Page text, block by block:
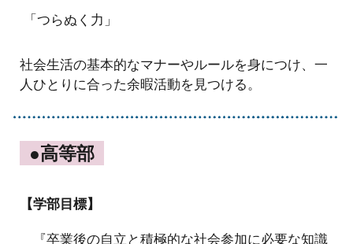
「つらぬく力」
社会生活の基本的なマナーやルールを身につけ、一
人ひとりに合った余暇活動を見つける。
●高等部
【学部目標】
『卒業後の自立と積極的な社会参加に必要な知識